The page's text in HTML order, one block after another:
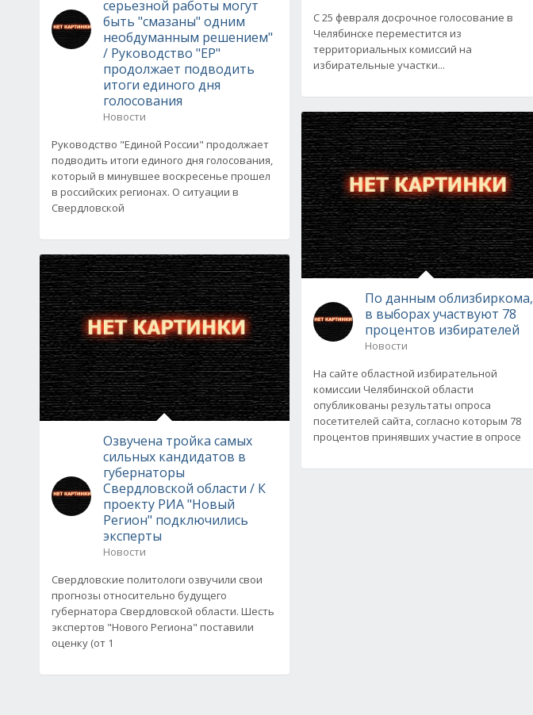
серьезной работы могут
быть "смазаны" одним
необдуманным решением"
/ Руководство "ЕР"
продолжает подводить
итоги единого дня
голосования
Новости
Руководство "Единой России" продолжает
подводить итоги единого дня голосования,
который в минувшее воскресенье прошел
в российских регионах. О ситуации в
Свердловской
Озвучена тройка самых
сильных кандидатов в
губернаторы
Свердловской области / К
проекту РИА "Новый
Регион" подключились
эксперты
Новости
Свердловские политологи озвучили свои
прогнозы относительно будущего
губернатора Свердловской области. Шесть
экспертов "Нового Региона" поставили
оценку (от 1
С 25 февраля досрочное голосование в
Челябинске переместится из
территориальных комиссий на
избирательные участки...
По данным облизбиркома,
в выборах участвуют 78
процентов избирателей
Новости
На сайте областной избирательной
комиссии Челябинской области
опубликованы результаты опроса
посетителей сайта, согласно которым 78
процентов принявших участие в опросе